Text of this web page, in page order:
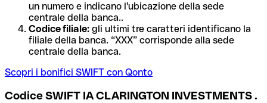
un numero e indicano l'ubicazione della sede
centrale della banca..
Codice filiale: gli ultimi tre caratteri identificano la
filiale della banca. “XXX” corrisponde alla sede
centrale della banca.
Scopri i bonifici SWIFT con Qonto
Codice SWIFT IA CLARINGTON INVESTMENTS .